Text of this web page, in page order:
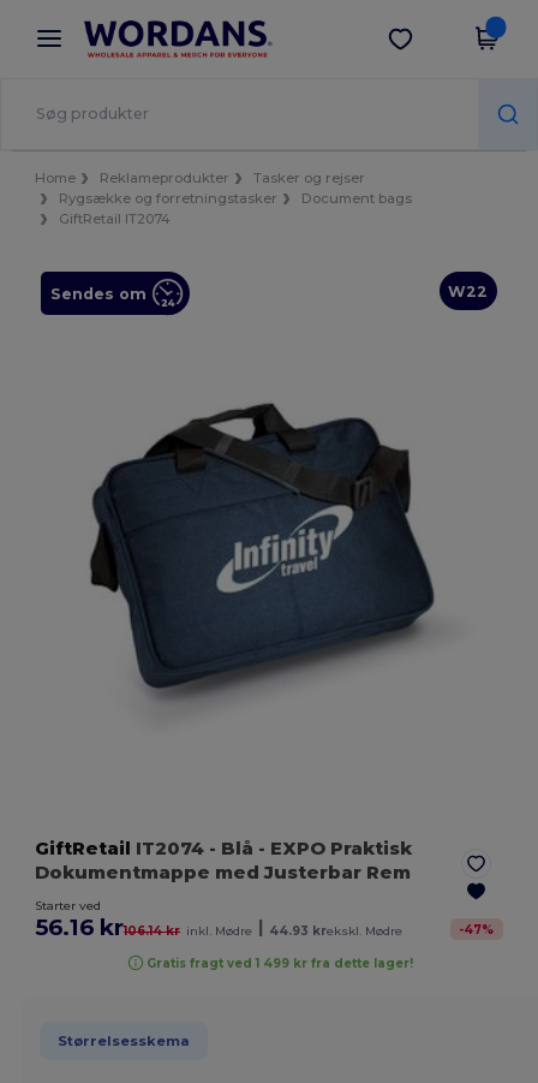
× Wordans-app
Bedre priser i appen!
Hent app
Home Reklameprodukter
Tasker og rejser
Rygsække og forretningstasker
Document bags
GiftRetail IT2074
W22
Sendes om
GiftRetail IT2074 - Blå - EXPO Praktisk
Dokumentmappe med Justerbar Rem
Starter ved
56.16 kr106.14 kr inkl. Mødre 44.93 krekskl. Mødre -47%
Gratis fragt ved 1 499 kr fra dette lager!
Størrelsesskema